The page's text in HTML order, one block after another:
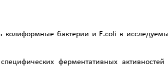
колиформные бактерии и E.coli в
ферментативных активностей